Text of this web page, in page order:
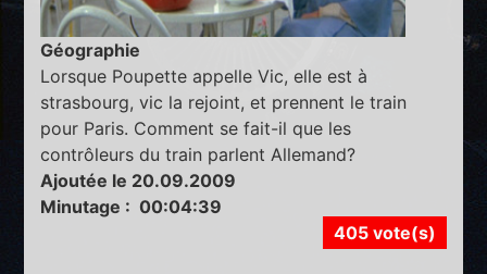
Géographie
Lorsque Poupette appelle Vic, elle est à
strasbourg, vic la rejoint, et prennent le train
pour Paris. Comment se fait-il que les
contrôleurs du train parlent Allemand?
Ajoutée le 20.09.2009
Minutage : 00:04:39
405 vote(s)